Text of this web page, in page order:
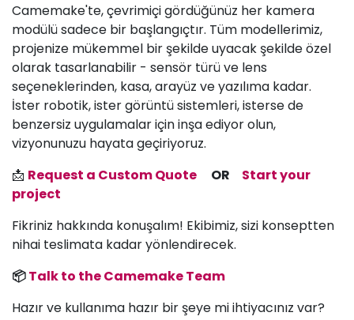
Camemake'te, çevrimiçi gördüğünüz her kamera
modülü sadece bir başlangıçtır. Tüm modellerimiz,
projenize mükemmel bir şekilde uyacak şekilde özel
olarak tasarlanabilir - sensör türü ve lens
seçeneklerinden, kasa, arayüz ve yazılıma kadar.
İster robotik, ister görüntü sistemleri, isterse de
benzersiz uygulamalar için inşa ediyor olun,
vizyonunuzu hayata geçiriyoruz.
📩 Request a Custom Quote OR
Start your
project
Fikriniz hakkında konuşalım! Ekibimiz, sizi konseptten
nihai teslimata kadar yönlendirecek.
📦Talk to the Camemake Team
Hazır ve kullanıma hazır bir şeye mi ihtiyacınız var?